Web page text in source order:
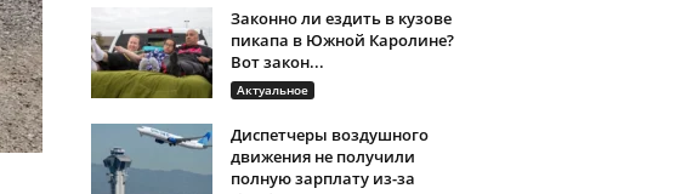
Законно ли ездить в кузове
пикапа в Южной Каролине?
Вот закон...
Актуальное
Диспетчеры воздушного
движения не получили
полную зарплату из-за